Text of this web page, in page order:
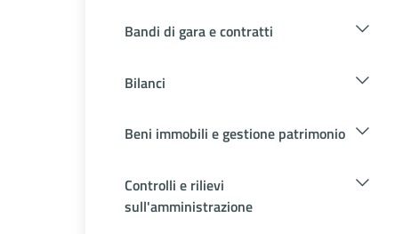
Bandi di gara e contratti
Bilanci
Beni immobili e gestione patrimonio
Controlli e rilievi
sull'amministrazione